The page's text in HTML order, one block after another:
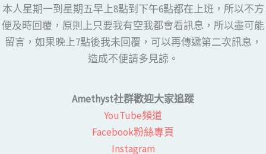
本人星期一到星期五早上8點到下午6點都在上班，所以不方
便及時回覆，原則上只要我有空我都會看訊息，所以盡可能
留言，如果晚上7點後我未回覆，可以再傳遞第二次訊息，
造成不便請多見諒。
Amethyst社群歡迎大家追蹤
YouTube頻道
Facebook粉絲專頁​
Instagram